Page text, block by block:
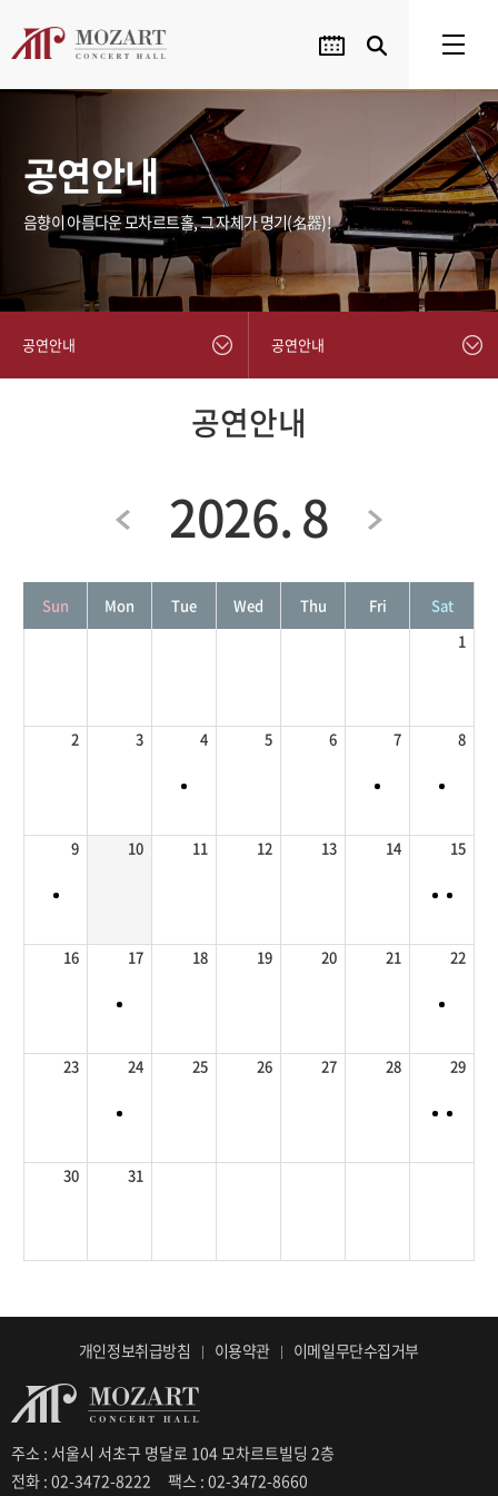
공연안내
음향이 아름다운 모차르트홀, 그 자체가 명기(名器)!
공연안내 공연안내
공연안내
2026. 8
Sun Mon Tue Wed Thu Fri
Sat
1
2 3 4 5 6 7 8
9 10 11 12 13 14 15
16 17 18 19 20 21 22
23 24 25 26 27 28 29
30 31
개인정보취급방침 이용약관 이메일무단수집거부
주소 : 서울시 서초구 명달로 104 모차르트빌딩 2층
전화 : 02-3472-8222
팩스 : 02-3472-8660